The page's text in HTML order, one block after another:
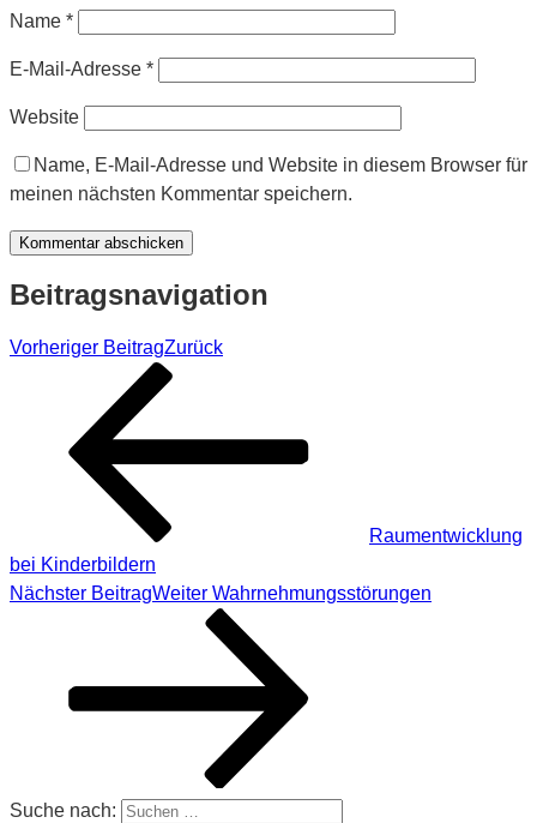
Name *
E-Mail-Adresse *
Website
Name, E-Mail-Adresse und Website in diesem Browser für
meinen nächsten Kommentar speichern.
Beitragsnavigation
Vorheriger BeitragZurück
Raumentwicklung
bei Kinderbildern
Nächster BeitragWeiter Wahrnehmungsstörungen
Suche nach: